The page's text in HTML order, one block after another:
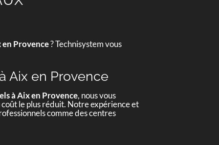
Provence? Technisystem vous
Aix en Provence
à Aix en Provence, nous vous
le plus réduit. Notre expérience et
comme des centres